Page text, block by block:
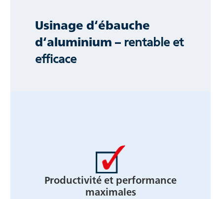
Usinage d‘ébauche
d‘aluminium – rentable et
efficace
Productivité et performance
maximales